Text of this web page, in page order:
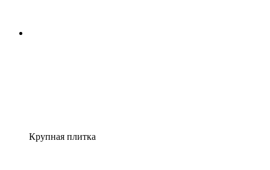
Крупная плитка